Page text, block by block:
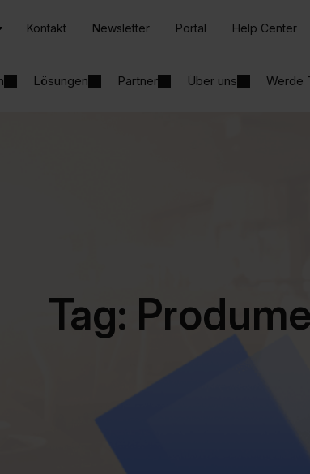
Kontakt Newsletter Portal Help Center
Lösungen Partner Über uns Werde
Tag: